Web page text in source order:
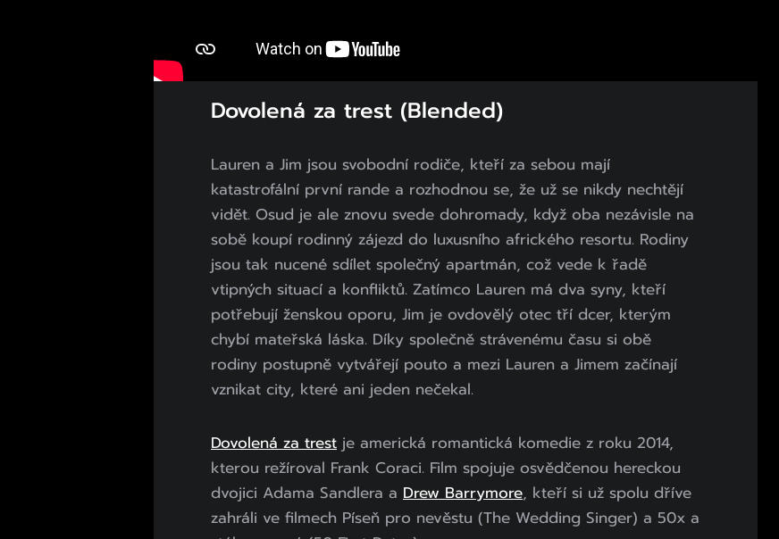
Dovolená za trest (Blended)
Lauren a Jim jsou svobodní rodiče, kteří za sebou mají
katastrofální první rande a rozhodnou se, že už se nikdy nechtějí
vidět. Osud je ale znovu svede dohromady, když oba nezávisle na
sobě koupí rodinný zájezd do luxusního afrického resortu. Rodiny
jsou tak nucené sdílet společný apartmán, což vede k řadě
vtipných situací a konfliktů. Zatímco Lauren má dva syny, kteří
potřebují ženskou oporu, Jim je ovdovělý otec tří dcer, kterým
chybí mateřská láska. Díky společně strávenému času si obě
rodiny postupně vytvářejí pouto a mezi Lauren a Jimem začínají
vznikat city, které ani jeden nečekal.
Dovolená za trest je americká romantická komedie z roku 2014,
kterou režíroval Frank Coraci. Film spojuje osvědčenou hereckou
dvojici Adama Sandlera a Drew Barrymore, kteří si už spolu dříve
zahráli ve filmech Píseň pro nevěstu (The Wedding Singer) a 50x a